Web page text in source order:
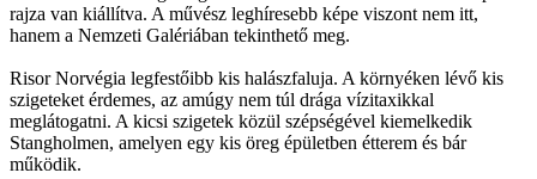
rajza van kiállítva. A művész leghíresebb képe viszont nem itt,
hanem a Nemzeti Galériában tekinthető meg.
Risor Norvégia legfestőibb kis halászfaluja. A környéken lévő kis
szigeteket érdemes, az amúgy nem túl drága vízitaxikkal
meglátogatni. A kicsi szigetek közül szépségével kiemelkedik
Stangholmen, amelyen egy kis öreg épületben étterem és bár
működik.